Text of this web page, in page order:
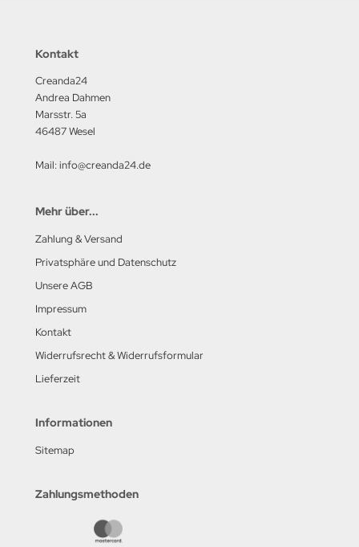
Kontakt
Creanda24
Andrea Dahmen
Marsstr. 5a
46487 Wesel
Mail: info@creanda24.de
Mehr über...
Zahlung & Versand
Privatsphäre und Datenschutz
Unsere AGB
Impressum
Kontakt
Widerrufsrecht & Widerrufsformular
Lieferzeit
Informationen
Sitemap
Zahlungsmethoden